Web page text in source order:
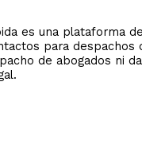
es una plataforma
para despachos
de abogados ni